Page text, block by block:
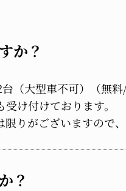
か？
（大型車不可）（無料/
け付けております。
りがございますので
？